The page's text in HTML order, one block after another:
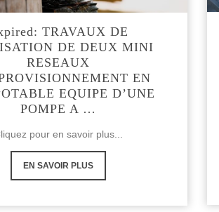
TRAVAUX DE
DE DEUX MINI
RESEAUX
EN
EQUIPE D’UNE
POMPE A …
pour en savoir plus...
EN SAVOIR PLUS